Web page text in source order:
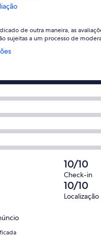
de outra maneira, as
sujeitas a um processo de
10/10
Check-in
10/10
Localização